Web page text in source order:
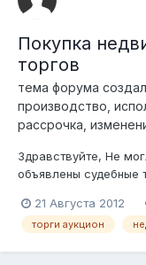
Покупка
торгов
тема форума
производство,
рассрочка,
Здравствуйте, Не
объявлены судебные
реализовано. Оно
обременения и
21 Августа 2012
торги аукцион